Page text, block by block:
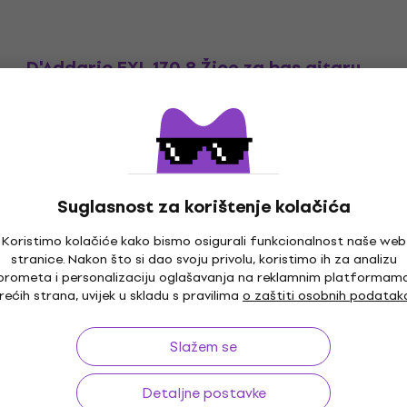
Suglasnost za korištenje kolačića
Koristimo kolačiće kako bismo osigurali funkcionalnost naše web
stranice. Nakon što si dao svoju privolu, koristimo ih za analizu
i personalizaciju oglašavanja na reklamnim
strana, uvijek u skladu s pravilima o zaštiti osobnih
Slažem se
Detaljne postavke
D'Addario EXL 170 8 Žice za bas gitaru
- 16 %
Na zalihi kod dobavljača
30 dana Besplatna dostavaod 169 € Više od